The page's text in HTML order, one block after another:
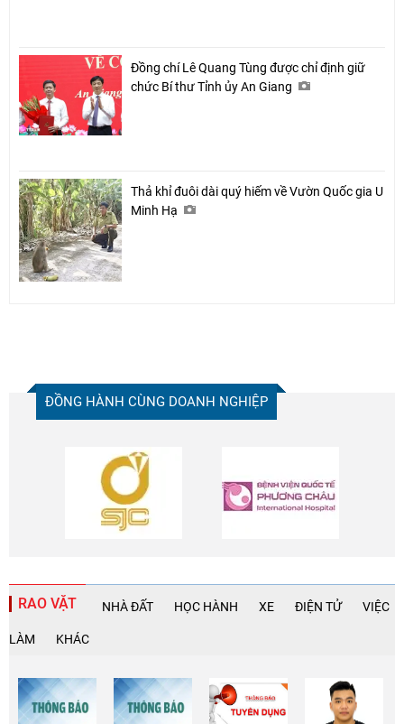
Đồng chí Lê Quang Tùng được chỉ định giữ
chức Bí thư Tỉnh ủy An Giang
Thả khỉ đuôi dài quý hiếm về Vườn Quốc gia U
Minh Hạ
ĐỒNG HÀNH CÙNG DOANH NGHIỆP
RAO VẶT NHÀ ĐẤT HỌC HÀNH XE ĐIỆN TỬ VIỆC
LÀM KHÁC